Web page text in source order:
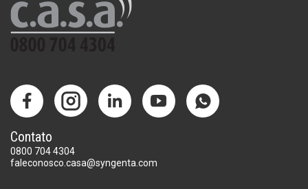
Contato
0800 704 4304
faleconosco.casa@syngenta.com